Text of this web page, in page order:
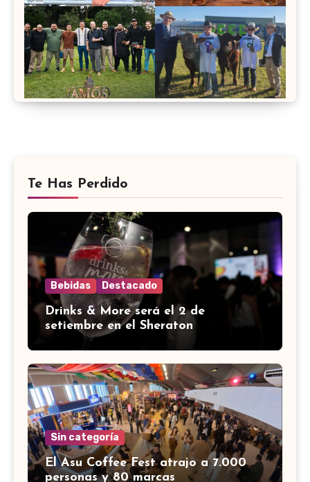
Te Has Perdido
Bebidas Destacado
Drinks & More será el 2 de
setiembre en el Sheraton
Sin categoría
El Asu Coffee Fest atrajo a 7.000
personas y 80 marcas